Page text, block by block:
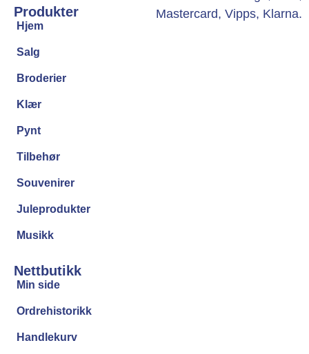
Produkter
Hjem
Salg
Broderier
Klær
Pynt
Tilbehør
Souvenirer
Juleprodukter
Musikk
Nettbutikk
Min side
Ordrehistorikk
Handlekurv